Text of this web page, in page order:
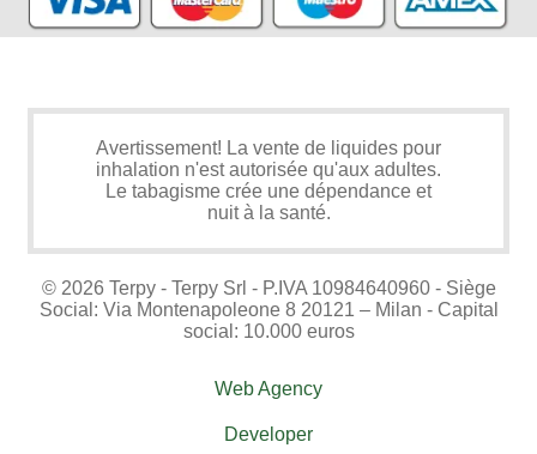
Avertissement! La vente de liquides pour
inhalation n'est autorisée qu'aux adultes.
Le tabagisme crée une dépendance et
nuit à la santé.
© 2026 Terpy - Terpy Srl - P.IVA 10984640960 - Siège
Social: Via Montenapoleone 8 20121 – Milan - Capital
social: 10.000 euros
Web Agency
Developer